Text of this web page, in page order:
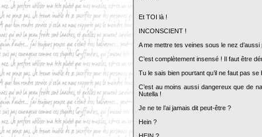
Et TOI là !
INCONSCIENT !
A me mettre tes veines sous le nez
C’est complètement insensé ! Il faut être
Tu le sais bien pourtant qu’il ne faut pas
C’est au moins aussi dangereux que de
Nutella !
Je ne te l’ai jamais dit peut-être ?
Hein ?